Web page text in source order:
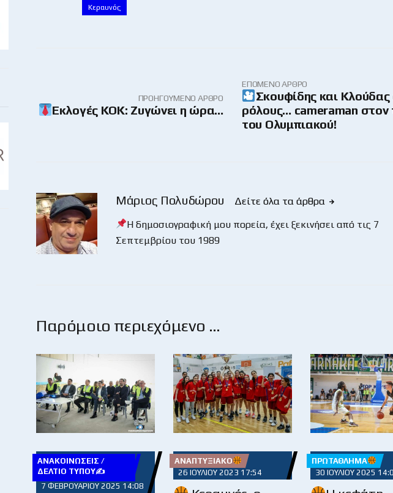
Κεραυνός
ΠΡΟΗΓΟΎΜΕΝΟ ΆΡΘΡΟ
Εκλογές ΚΟΚ: Ζυγώνει η ώρα…
ΕΠΌΜΕΝΟ ΆΡΘΡΟ
Σκουφίδης και Κλούδας
ρόλους… cameraman στον
του Ολυμπιακού!
Μάριος Πολυδώρου
Δείτε όλα τα άρθρα
Η δημοσιογραφική μου πορεία, έχει ξεκινήσει από τις 7
Σεπτεμβρίου του 1989
Παρόμοιο περιεχόμενο …
ΑΝΑΚΟΙΝΏΣΕΙΣ /
ΔΕΛΤΊΟ ΤΎΠΟΥ✍
7 ΦΕΒΡΟΥΑΡΊΟΥ 2025 14:08
ΑΝΑΠΤΥΞΙΑΚΌ
26 ΙΟΥΛΊΟΥ 2023 17:54
ΠΡΩΤΆΘΛΗΜΑ
30 ΙΟΥΛΊΟΥ 2025